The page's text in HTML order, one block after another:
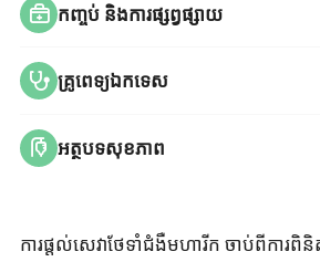
កញ្ចប់ និងការផ្សព្វផ្សាយ
គ្រូពេទ្យឯកទេស
អត្ថបទសុខភាព
ការផ្តល់សេវាថែទាំជំងឺមហារីក ចាប់ពីការពិនិ